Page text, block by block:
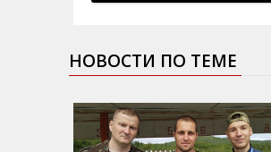
НОВОСТИ ПО ТЕМЕ